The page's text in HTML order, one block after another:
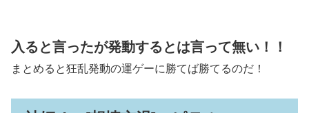
入ると言ったが発動するとは言って無い！！
まとめると狂乱発動の運ゲーに勝てば勝てるのだ！